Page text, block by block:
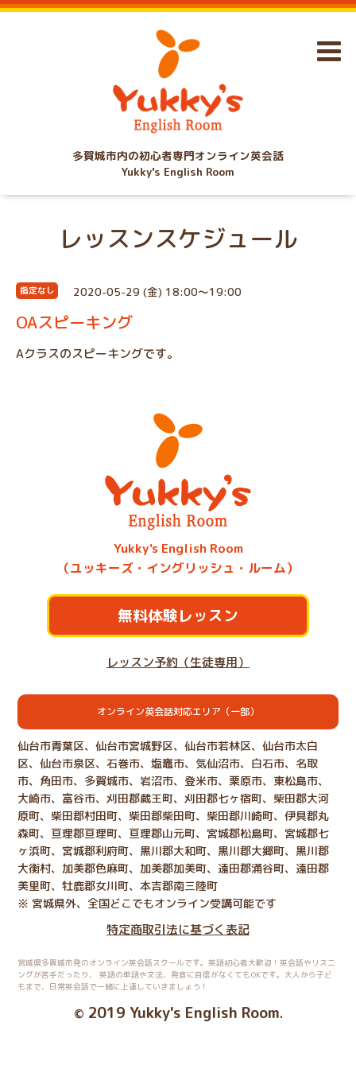
多賀城市内の初心者専門オンライン英会話
Yukky's English Room
レッスンスケジュール
指定なし 2020-05-29 (金) 18:00～19:00
OAスピーキング
Aクラスのスピーキングです。
Yukky's English Room
（ユッキーズ・イングリッシュ・ルーム）
無料体験レッスン
レッスン予約（生徒専用）
オンライン英会話対応エリア（一部）
仙台市青葉区、仙台市宮城野区、仙台市若林区、仙台市太白
区、仙台市泉区、石巻市、塩竈市、気仙沼市、白石市、名取
市、角田市、多賀城市、岩沼市、登米市、栗原市、東松島市、
大崎市、富谷市、刈田郡蔵王町、刈田郡七ヶ宿町、柴田郡大河
原町、柴田郡村田町、柴田郡柴田町、柴田郡川崎町、伊具郡丸
森町、亘理郡亘理町、亘理郡山元町、宮城郡松島町、宮城郡七
ヶ浜町、宮城郡利府町、黒川郡大和町、黒川郡大郷町、黒川郡
大衡村、加美郡色麻町、加美郡加美町、遠田郡涌谷町、遠田郡
美里町、牡鹿郡女川町、本吉郡南三陸町
※ 宮城県外、全国どこでもオンライン受講可能です
特定商取引法に基づく表記
宮城県多賀城市発のオンライン英会話スクールです。英語初心者大歓迎！英会話やリスニ
ングが苦手だったり、
英語の単語や文法、発音に自信がなくてもOKです。大人から子ど
もまで、日常英会話で一緒に上達していきましょう！
© 2019 Yukky's English Room.